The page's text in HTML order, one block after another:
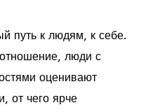
путь к людям, к себе.
люди с
оценивают
от чего ярче